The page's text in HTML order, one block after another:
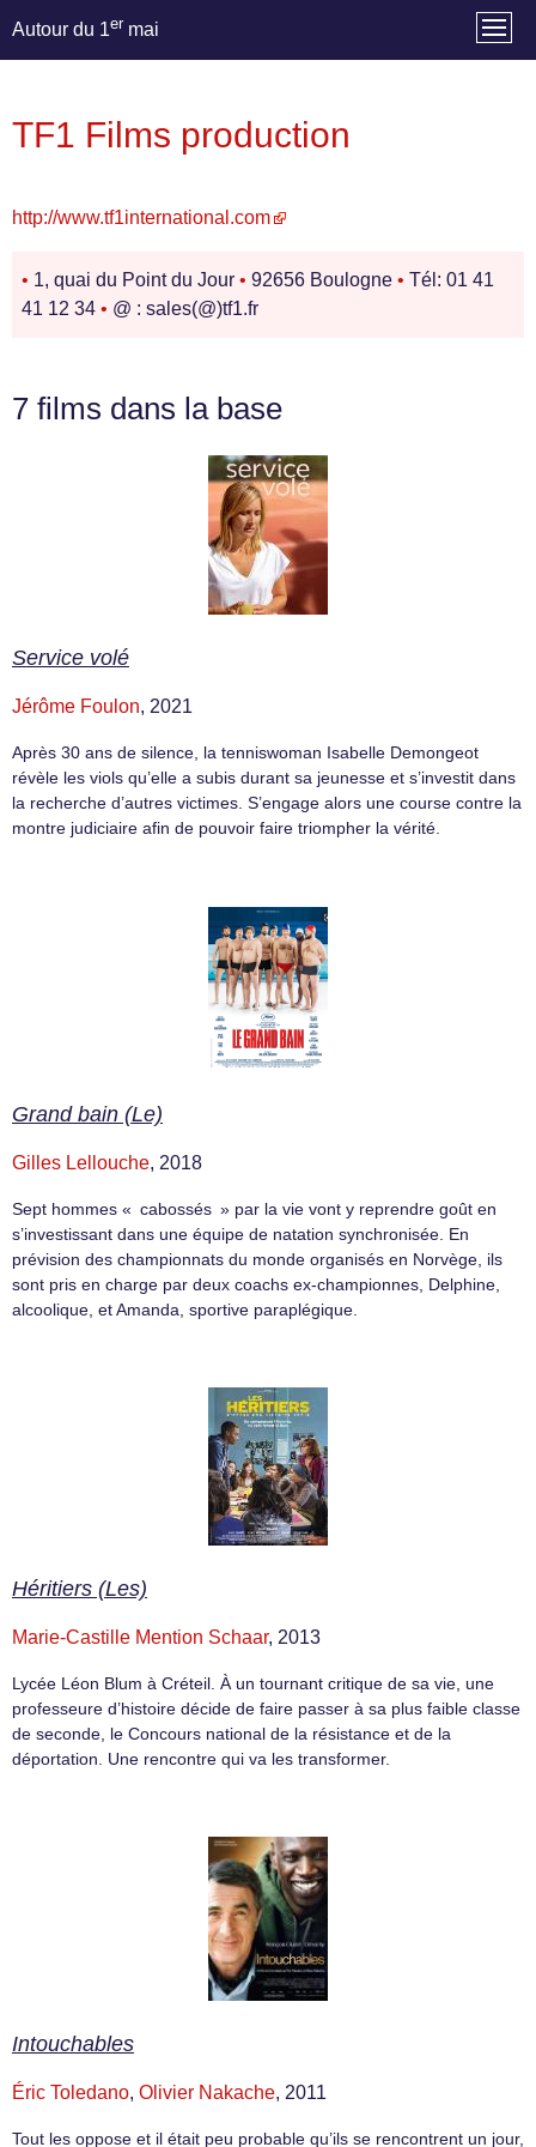
Autour du 1er mai
TF1 Films production
http://www.tf1international.com
• 1, quai du Point du Jour • 92656 Boulogne • Tél: 01 41
41 12 34 • @ : sales(@)tf1.fr
7 films dans la base
Service volé
Jérôme Foulon, 2021
Après 30 ans de silence, la tenniswoman Isabelle Demongeot
révèle les viols qu’elle a subis durant sa jeunesse et s’investit dans
la recherche d’autres victimes. S’engage alors une course contre la
montre judiciaire afin de pouvoir faire triompher la vérité.
Grand bain (Le)
Gilles Lellouche, 2018
Sept hommes « cabossés » par la vie vont y reprendre goût en
s’investissant dans une équipe de natation synchronisée. En
prévision des championnats du monde organisés en Norvège, ils
sont pris en charge par deux coachs ex-championnes, Delphine,
alcoolique, et Amanda, sportive paraplégique.
Héritiers (Les)
Marie-Castille Mention Schaar, 2013
Lycée Léon Blum à Créteil. À un tournant critique de sa vie, une
professeure d’histoire décide de faire passer à sa plus faible classe
de seconde, le Concours national de la résistance et de la
déportation. Une rencontre qui va les transformer.
Intouchables
Éric Toledano, Olivier Nakache, 2011
Tout les oppose et il était peu probable qu’ils se rencontrent un jour,